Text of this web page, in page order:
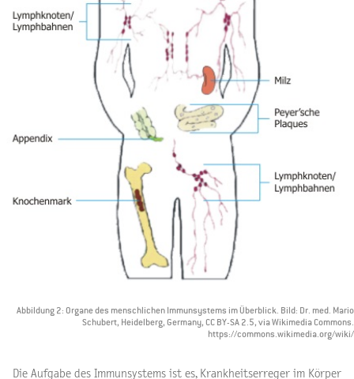
Abbildung 2: Organe des menschlichen Immunsystems im Überblick. Bild: Dr. med. Mario
Schubert, Heidelberg, Germany, CC BY-SA 2.5, via Wikimedia Commons.
https://commons.wikimedia.org/wiki/
Die Aufgabe des Immunsystems ist es, Krankheitserreger im Körper